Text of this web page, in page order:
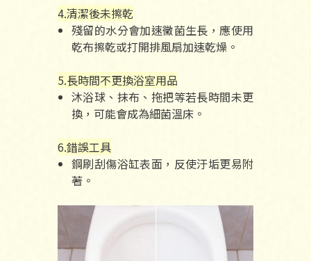
4.清潔後未擦乾
殘留的水分會加速黴菌生長，應使用
乾布擦乾或打開排風扇加速乾燥。
5.長時間不更換浴室用品
沐浴球、抹布、拖把等若長時間未更
換，可能會成為細菌溫床。
6.錯誤工具
鋼刷刮傷浴缸表面，反使汙垢更易附
著。